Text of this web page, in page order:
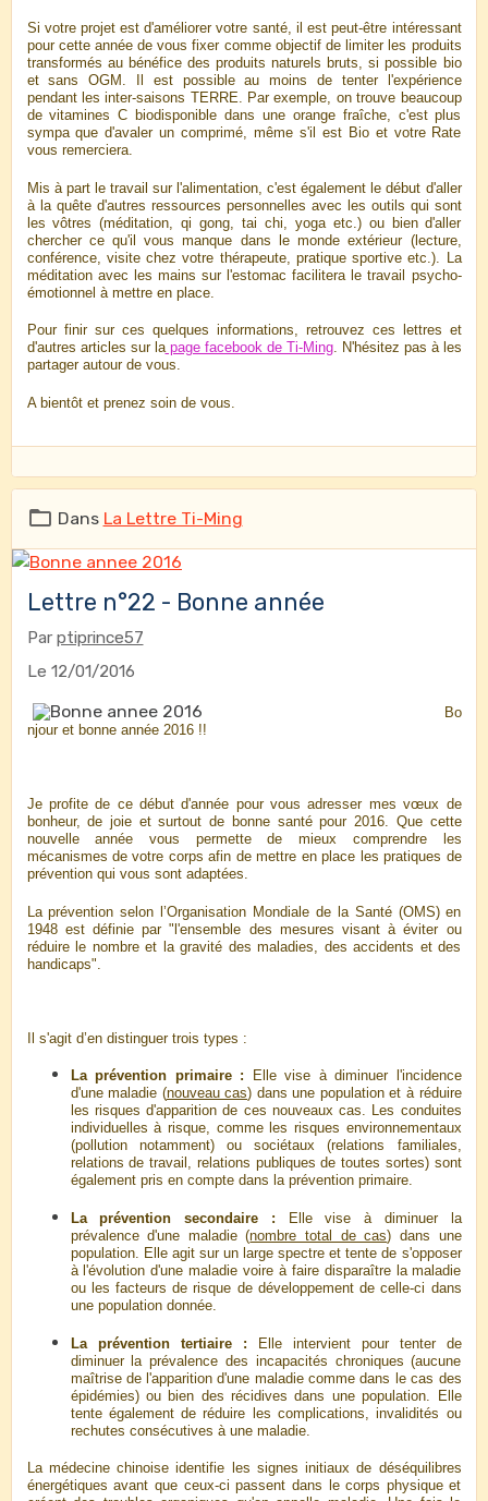
Si votre projet est d'améliorer votre santé, il est peut-être intéressant
pour cette année de vous fixer comme objectif de limiter les produits
transformés au bénéfice des produits naturels bruts, si possible bio
et sans OGM. Il est possible au moins de tenter l'expérience
pendant les inter-saisons TERRE. Par exemple, on trouve beaucoup
de vitamines C biodisponible dans une orange fraîche, c'est plus
sympa que d'avaler un comprimé, même s'il est Bio et votre Rate
vous remerciera.
Mis à part le travail sur l'alimentation, c'est également le début d'aller
à la quête d'autres ressources personnelles avec les outils qui sont
les vôtres (méditation, qi gong, tai chi, yoga etc.) ou bien d'aller
chercher ce qu'il vous manque dans le monde extérieur (lecture,
conférence, visite chez votre thérapeute, pratique sportive etc.). La
méditation avec les mains sur l'estomac facilitera le travail psycho-
émotionnel à mettre en place.
Pour finir sur ces quelques informations, retrouvez ces lettres et
d'autres articles sur lapage facebook de Ti-Ming. N'hésitez pas à les
partager autour de vous.
A bientôt et prenez soin de vous.
Dans La Lettre Ti-Ming
Lettre n°22 - Bonne année
Par ptiprince57
Le 12/01/2016
Bo
njour et bonne année 2016 !!
Je profite de ce début d'année pour vous adresser mes vœux de
bonheur, de joie et surtout de bonne santé pour 2016. Que cette
nouvelle année vous permette de mieux comprendre les
mécanismes de votre corps afin de mettre en place les pratiques de
prévention qui vous sont adaptées.
La prévention selon l’Organisation Mondiale de la Santé (OMS) en
1948 est définie par "l'ensemble des mesures visant à éviter ou
réduire le nombre et la gravité des maladies, des accidents et des
handicaps".
Il s'agit d’en distinguer trois types :
La prévention primaire :
Elle vise à diminuer l'incidence
d'une maladie (nouveau cas) dans une population et à réduire
les risques d'apparition de ces nouveaux cas. Les conduites
individuelles à risque, comme les risques environnementaux
(pollution notamment) ou sociétaux (relations familiales,
relations de travail, relations publiques de toutes sortes) sont
également pris en compte dans la prévention primaire.
La prévention secondaire :
Elle vise à diminuer la
prévalence d'une maladie (nombre total de cas) dans une
population. Elle agit sur un large spectre et tente de s'opposer
à l'évolution d'une maladie voire à faire disparaître la maladie
ou les facteurs de risque de développement de celle-ci dans
une population donnée.
La prévention tertiaire : Elle intervient pour tenter de
diminuer la prévalence des incapacités chroniques (aucune
maîtrise de l'apparition d'une maladie comme dans le cas des
épidémies) ou bien des récidives dans une population. Elle
tente également de réduire les complications, invalidités ou
rechutes consécutives à une maladie.
La médecine chinoise identifie les signes initiaux de déséquilibres
énergétiques avant que ceux-ci passent dans le corps physique et